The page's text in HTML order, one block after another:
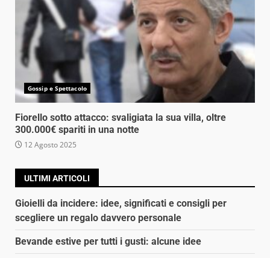
Gossip e Spettacolo
Fiorello sotto attacco: svaligiata la sua villa, oltre
300.000€ spariti in una notte
12 Agosto 2025
ULTIMI ARTICOLI
Gioielli da incidere: idee, significati e consigli per
scegliere un regalo davvero personale
Bevande estive per tutti i gusti: alcune idee